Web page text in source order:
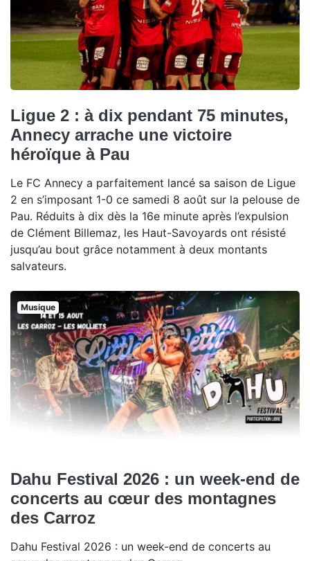
Ligue 2 : à dix pendant 75 minutes,
Annecy arrache une victoire
héroïque à Pau
Le FC Annecy a parfaitement lancé sa saison de Ligue
2 en s’imposant 1-0 ce samedi 8 août sur la pelouse de
Pau. Réduits à dix dès la 16e minute après l’expulsion
de Clément Billemaz, les Haut-Savoyards ont résisté
jusqu’au bout grâce notamment à deux montants
salvateurs.
Musique
Dahu Festival 2026 : un week-end de
concerts au cœur des montagnes
des Carroz
Dahu Festival 2026 : un week-end de concerts au